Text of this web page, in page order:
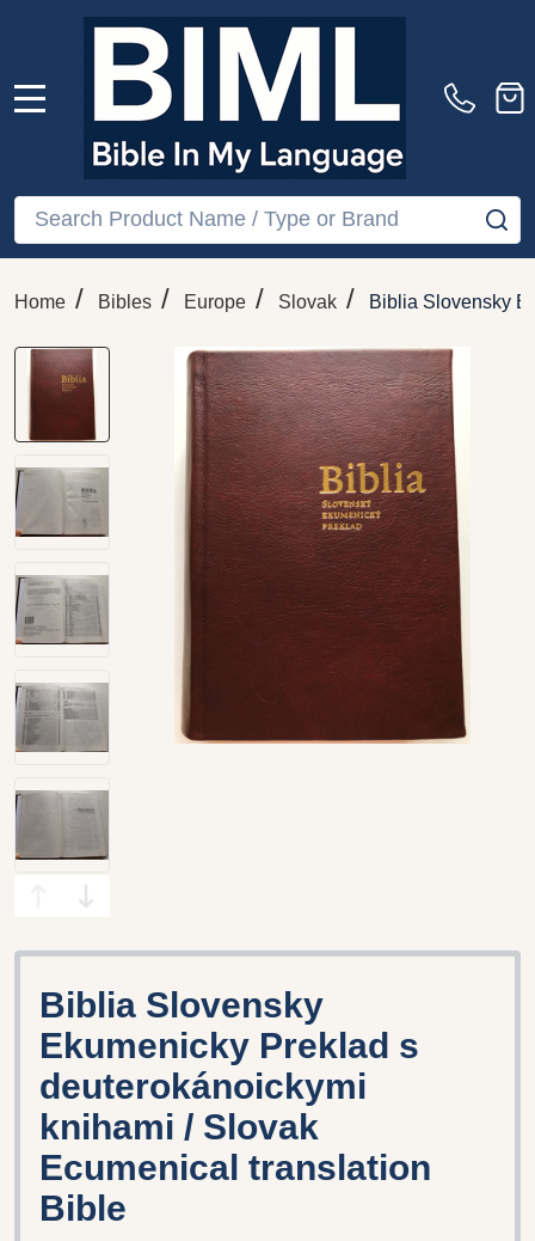
Search
Home / Bibles / Europe / Slovak / Biblia Slovensky
Biblia Slovensky
Ekumenicky Preklad s
deuterokánoickymi
knihami / Slovak
Ecumenical translation
Bible